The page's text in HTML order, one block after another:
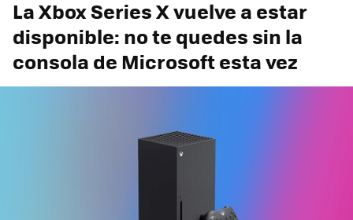
La Xbox Series X vuelve a estar
disponible: no te quedes sin la
consola de Microsoft esta vez